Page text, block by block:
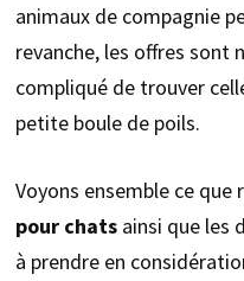
animaux de compagnie
revanche, les offres sont
compliqué de trouver
petite boule de poils.
Voyons ensemble ce que
pour chatsainsi que les
à prendre en